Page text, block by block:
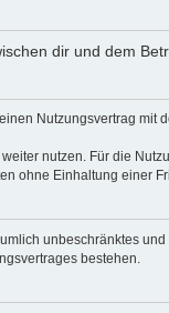
dir und dem
Nutzungsvertrag
nutzen. Für die
ohne Einhaltung einer
unbeschränktes
bestehen.